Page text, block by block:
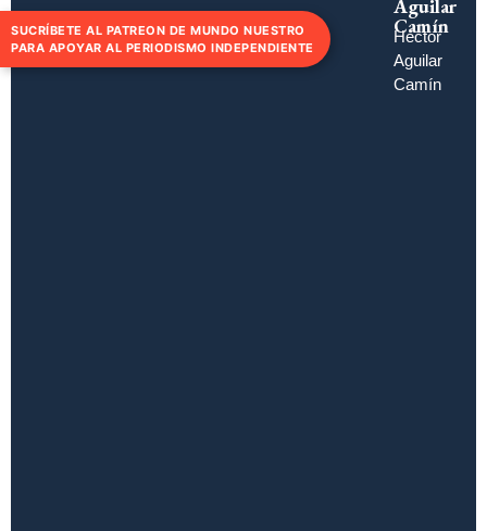
Aguilar
Camín
Héctor
Aguilar
Camín
SUCRÍBETE AL PATREON DE MUNDO NUESTRO
PARA APOYAR AL PERIODISMO INDEPENDIENTE